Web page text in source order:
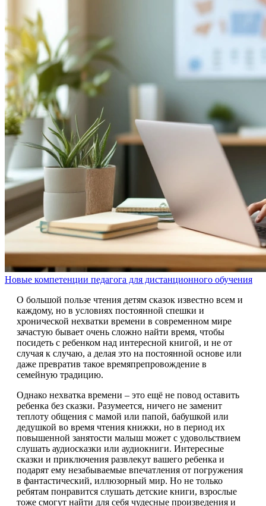
Новые компетенции педагога для дистанционного обучения
О большой пользе чтения детям сказок известно всем и
каждому, но в условиях постоянной спешки и
хронической нехватки времени в современном мире
зачастую бывает очень сложно найти время, чтобы
посидеть с ребенком над интересной книгой, и не от
случая к случаю, а делая это на постоянной основе или
даже превратив такое времяпрепровождение в
семейную традицию.
Однако нехватка времени – это ещё не повод оставить
ребенка без сказки. Разумеется, ничего не заменит
теплоту общения с мамой или папой, бабушкой или
дедушкой во время чтения книжки, но в период их
повышенной занятости малыш может с удовольствием
слушать аудиосказки или аудиокниги. Интересные
сказки и приключения развлекут вашего ребенка и
подарят ему незабываемые впечатления от погружения
в фантастический, иллюзорный мир. Но не только
ребятам понравится слушать детские книги, взрослые
тоже смогут найти для себя чудесные произведения и